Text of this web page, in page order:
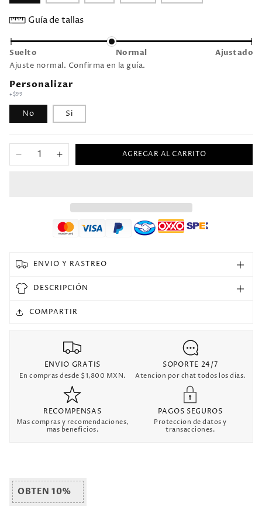
Guía de tallas
Suelto Normal Ajustado
Ajuste normal. Confirma en la guía.
Personalizar
+$99
No Si
Reducir
Selecciones
Retro
Aumentar
Visitante
Versión
Retro
AGREGAR AL CARRITO
ENVIO Y RASTREO
DESCRIPCIÓN
COMPARTIR
ENVIO GRATIS
En compras desde $1,800 MXN.
SOPORTE 24/7
Atencion por chat todos los dias.
RECOMPENSAS
Mas compras y recomendaciones,
mas beneficios.
PAGOS SEGUROS
Proteccion de datos y
transacciones.
OBTEN 10%